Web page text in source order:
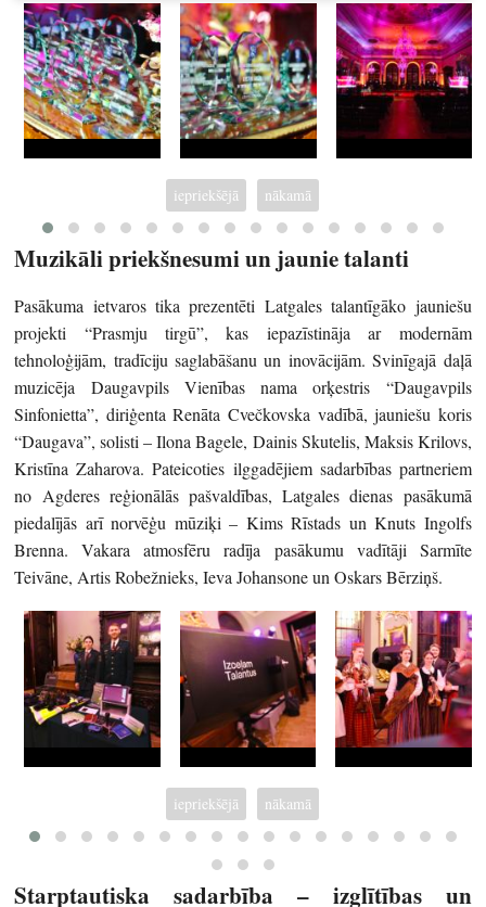
iepriekšējā nākamā
Muzikāli priekšnesumi un jaunie talanti
Pasākuma ietvaros tika prezentēti Latgales talantīgāko jauniešu
projekti “Prasmju tirgū”, kas iepazīstināja ar modernām
tehnoloģijām, tradīciju saglabāšanu un inovācijām. Svinīgajā daļā
muzicēja Daugavpils Vienības nama orķestris “Daugavpils
Sinfonietta”, diriģenta Renāta Cvečkovska vadībā, jauniešu koris
“Daugava”, solisti – Ilona Bagele, Dainis Skutelis, Maksis Krilovs,
Kristīna Zaharova. Pateicoties ilggadējiem sadarbības partneriem
no Agderes reģionālās pašvaldības, Latgales dienas pasākumā
piedalījās arī norvēģu mūziķi – Kims Rīstads un Knuts Ingolfs
Brenna. Vakara atmosfēru radīja pasākumu vadītāji Sarmīte
Teivāne, Artis Robežnieks, Ieva Johansone un Oskars Bērziņš.
iepriekšējā nākamā
Starptautiska sadarbība – izglītības un